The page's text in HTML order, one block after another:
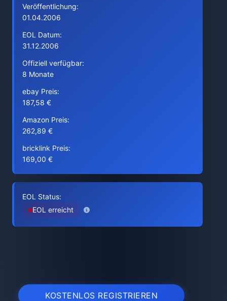
Veröffentlichung:
01.04.2006
EOL Datum:
31.12.2006
Offiziell verfügbar:
8 Monate
ebay Preis:
187,58 €
Amazon Preis:
262,89 €
bricklink Preis:
169,00 €
EOL Status:
EOL erreicht
KOSTENLOS REGISTRIEREN